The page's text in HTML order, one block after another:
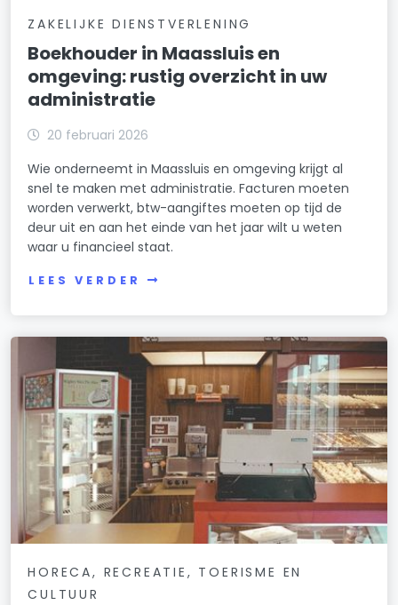
ZAKELIJKE DIENSTVERLENING
Boekhouder in Maassluis en
omgeving: rustig overzicht in uw
administratie
20 februari 2026
Wie onderneemt in Maassluis en omgeving krijgt al
snel te maken met administratie. Facturen moeten
worden verwerkt, btw-aangiftes moeten op tijd de
deur uit en aan het einde van het jaar wilt u weten
waar u financieel staat.
LEES VERDER
HORECA, RECREATIE, TOERISME EN
CULTUUR